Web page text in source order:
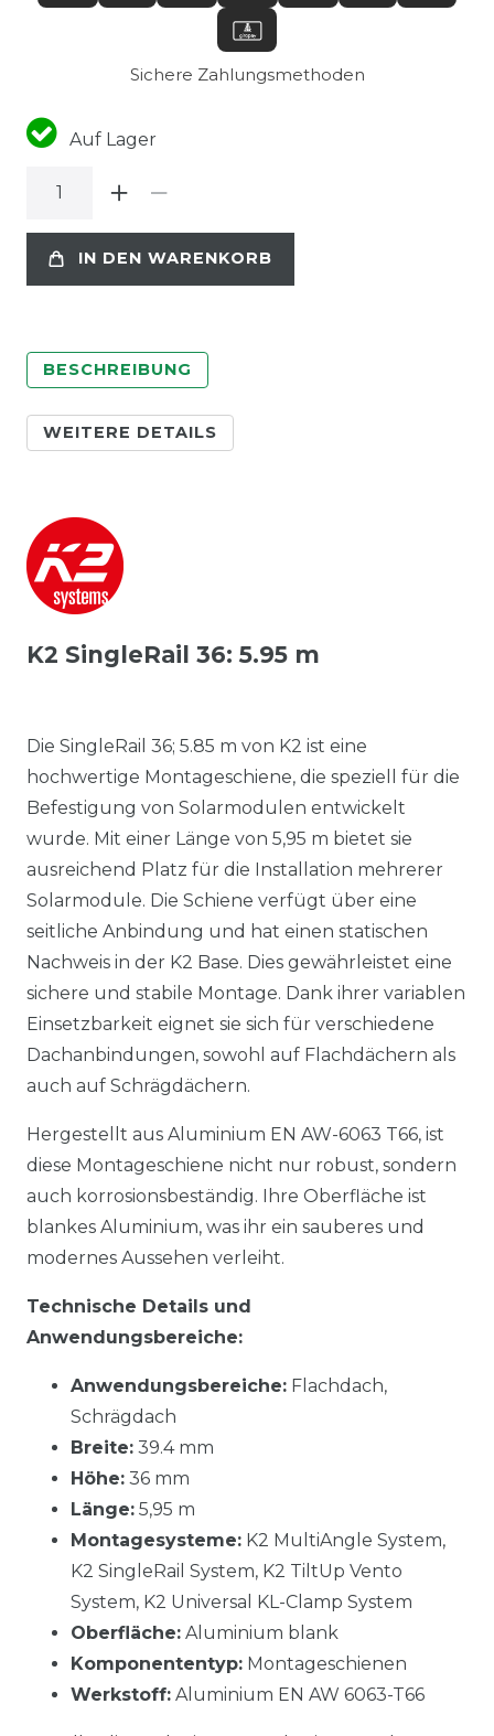
Sichere Zahlungsmethoden
Auf Lager
IN DEN WARENKORB
BESCHREIBUNG
WEITERE DETAILS
K2 SingleRail 36: 5.95 m
Die SingleRail 36; 5.85 m von K2 ist eine
hochwertige Montageschiene, die speziell für die
Befestigung von Solarmodulen entwickelt
wurde. Mit einer Länge von 5,95 m bietet sie
ausreichend Platz für die Installation mehrerer
Solarmodule. Die Schiene verfügt über eine
seitliche Anbindung und hat einen statischen
Nachweis in der K2 Base. Dies gewährleistet eine
sichere und stabile Montage. Dank ihrer variablen
Einsetzbarkeit eignet sie sich für verschiedene
Dachanbindungen, sowohl auf Flachdächern als
auch auf Schrägdächern.
Hergestellt aus Aluminium EN AW-6063 T66, ist
diese Montageschiene nicht nur robust, sondern
auch korrosionsbeständig. Ihre Oberfläche ist
blankes Aluminium, was ihr ein sauberes und
modernes Aussehen verleiht.
Technische Details und
Anwendungsbereiche:
Anwendungsbereiche: Flachdach,
Schrägdach
Breite: 39.4 mm
Höhe: 36 mm
Länge: 5,95 m
Montagesysteme: K2 MultiAngle System,
K2 SingleRail System, K2 TiltUp Vento
System, K2 Universal KL-Clamp System
Oberfläche: Aluminium blank
Komponententyp: Montageschienen
Werkstoff: Aluminium EN AW 6063-T66